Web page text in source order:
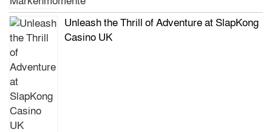
Unleash the Thrill of Adventure at SlapKong
Casino UK